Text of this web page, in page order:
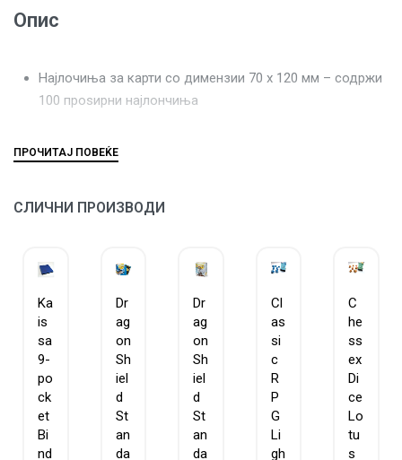
Опис
Најлочиња за карти со димензии 70 х 120 мм – содржи
100 проѕирни најлончиња
СЛИЧНИ ПРОИЗВОДИ
Ka
is
sa
9-
po
ck
et
Bi
nd
Dr
ag
on
Sh
iel
d
St
an
da
Dr
ag
on
Sh
iel
d
St
an
da
Cl
as
si
c
R
P
G
Li
gh
C
he
ss
ex
Di
ce
Lo
tu
s